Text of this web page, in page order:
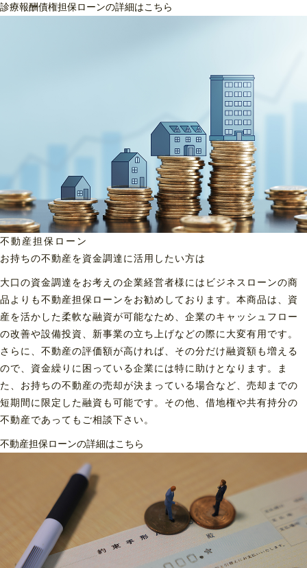
診療報酬債権担保ローンの詳細はこちら
不動産担保ローン
お持ちの不動産を資金調達に活用したい方は
大口の資金調達をお考えの企業経営者様にはビジネスローンの商
品よりも不動産担保ローンをお勧めしております。本商品は、資
産を活かした柔軟な融資が可能なため、企業のキャッシュフロー
の改善や設備投資、新事業の立ち上げなどの際に大変有用です。
さらに、不動産の評価額が高ければ、その分だけ融資額も増える
ので、資金繰りに困っている企業には特に助けとなります。ま
た、お持ちの不動産の売却が決まっている場合など、売却までの
短期間に限定した融資も可能です。その他、借地権や共有持分の
不動産であってもご相談下さい。
不動産担保ローンの詳細はこちら